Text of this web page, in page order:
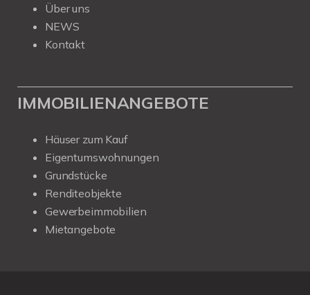
Über uns
NEWS
Kontakt
IMMOBILIENANGEBOTE
Häuser zum Kauf
Eigentumswohnungen
Grundstücke
Renditeobjekte
Gewerbeimmobilien
Mietangebote